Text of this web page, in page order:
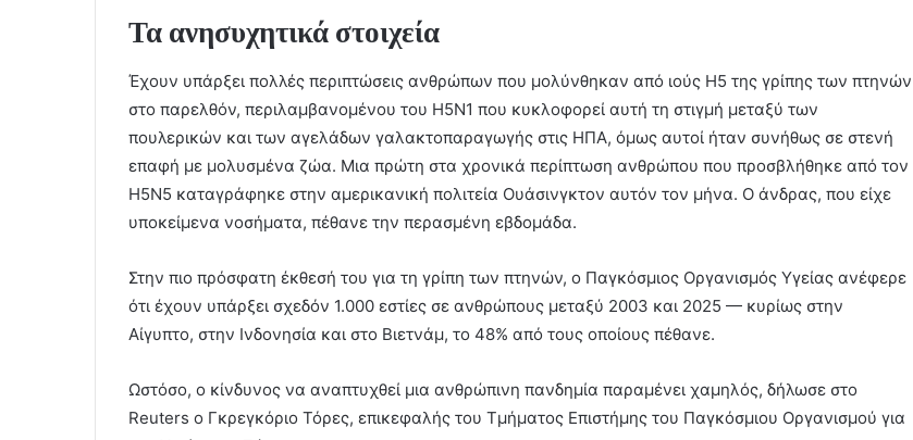
Τα ανησυχητικά στοιχεία
Έχουν υπάρξει πολλές περιπτώσεις ανθρώπων που μολύνθηκαν από ιούς H5 της γρίπης των πτηνών
στο παρελθόν, περιλαμβανομένου του H5N1 που κυκλοφορεί αυτή τη στιγμή μεταξύ των
πουλερικών και των αγελάδων γαλακτοπαραγωγής στις ΗΠΑ, όμως αυτοί ήταν συνήθως σε στενή
επαφή με μολυσμένα ζώα. Μια πρώτη στα χρονικά περίπτωση ανθρώπου που προσβλήθηκε από τον
H5N5 καταγράφηκε στην αμερικανική πολιτεία Ουάσινγκτον αυτόν τον μήνα. Ο άνδρας, που είχε
υποκείμενα νοσήματα, πέθανε την περασμένη εβδομάδα.
Στην πιο πρόσφατη έκθεσή του για τη γρίπη των πτηνών, ο Παγκόσμιος Οργανισμός Υγείας ανέφερε
ότι έχουν υπάρξει σχεδόν 1.000 εστίες σε ανθρώπους μεταξύ 2003 και 2025 — κυρίως στην
Αίγυπτο, στην Ινδονησία και στο Βιετνάμ, το 48% από τους οποίους πέθανε.
Ωστόσο, ο κίνδυνος να αναπτυχθεί μια ανθρώπινη πανδημία παραμένει χαμηλός, δήλωσε στο
Reuters ο Γκρεγκόριο Τόρες, επικεφαλής του Τμήματος Επιστήμης του Παγκόσμιου Οργανισμού για